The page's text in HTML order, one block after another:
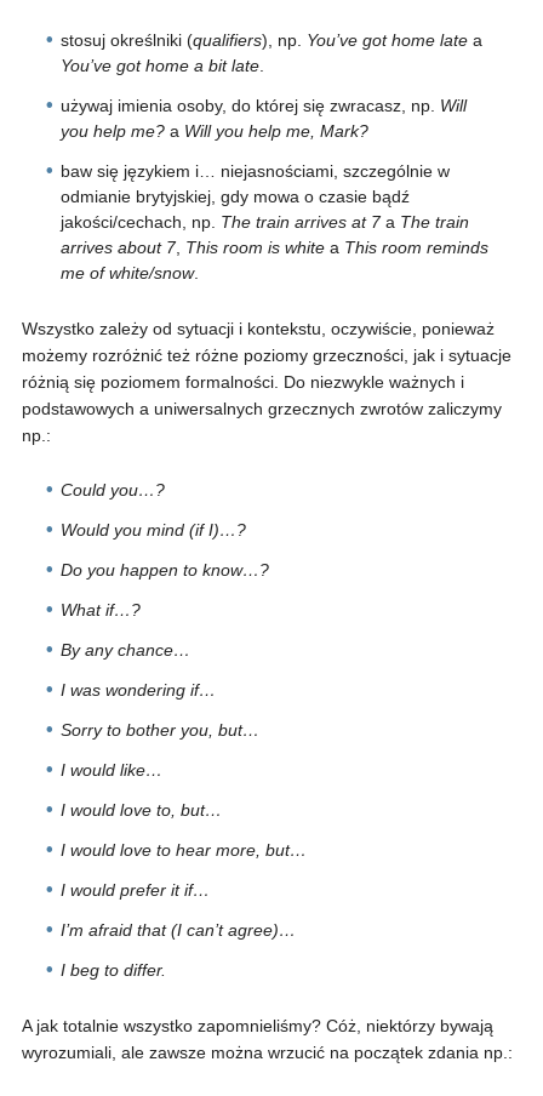
stosuj określniki (qualifiers), np. You’ve got home latea
You’ve got home a bit late.
używaj imienia osoby, do której się zwracasz, np. Will
you help me?a Will you help me, Mark?
baw się językiem i… niejasnościami, szczególnie w
odmianie brytyjskiej, gdy mowa o czasie bądź
jakości/cechach, np. The train arrives at 7a The train
arrives about 7, This room is white a This room reminds
me of white/snow.
Wszystko zależy od sytuacji i kontekstu, oczywiście, ponieważ
możemy rozróżnić też różne poziomy grzeczności, jak i sytuacje
różnią się poziomem formalności. Do niezwykle ważnych i
podstawowych a uniwersalnych grzecznych zwrotów zaliczymy
np.:
Could you…?
Would you mind (if I)…?
Do you happen to know…?
What if…?
By any chance…
I was wondering if…
Sorry to bother you, but…
I would like…
I would love to, but…
I would love to hear more, but…
I would prefer it if…
I’m afraid that (I can’t agree)…
I beg to differ.
A jak totalnie wszystko zapomnieliśmy? Cóż, niektórzy bywają
wyrozumiali, ale zawsze można wrzucić na początek zdania np.: